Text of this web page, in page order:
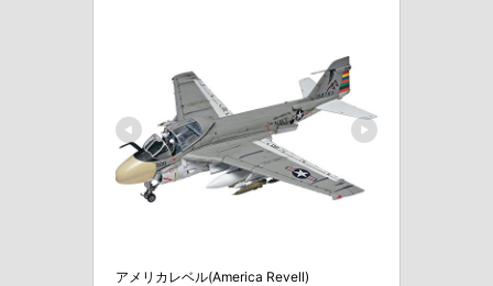
アメリカレベル(America Revell)